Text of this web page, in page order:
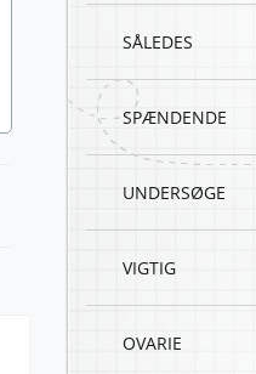
SÅLEDES
SPÆNDENDE
UNDERSØGE
VIGTIG
OVARIE